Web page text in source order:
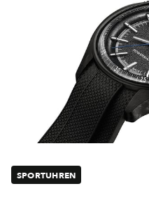
SPORTUHREN